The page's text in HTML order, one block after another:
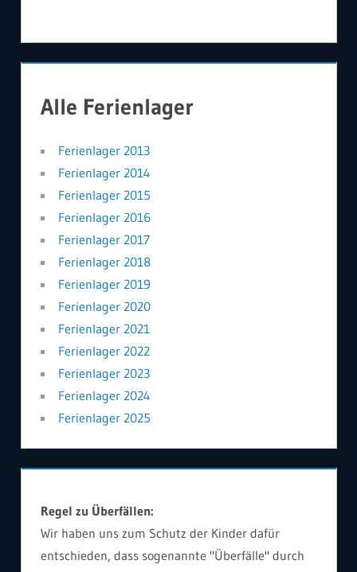
Alle Ferienlager
Ferienlager 2013
Ferienlager 2014
Ferienlager 2015
Ferienlager 2016
Ferienlager 2017
Ferienlager 2018
Ferienlager 2019
Ferienlager 2020
Ferienlager 2021
Ferienlager 2022
Ferienlager 2023
Ferienlager 2024
Ferienlager 2025
Regel zu Überfällen:
Wir haben uns zum Schutz der Kinder dafür
entschieden, dass sogenannte "Überfälle" durch